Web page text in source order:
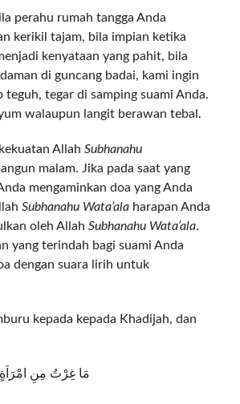
perahu rumah tangga Anda
kerikil tajam, bila impian ketika
kenyataan yang pahit, bila
di guncang badai, kami ingin
teguh, tegar di samping suami Anda.
walaupun langit berawan tebal.
Allah Subhanahu
malam. Jika pada saat yang
mengaminkan doa yang Anda
Subhanahu Wata’alaharapan Anda
oleh Allah Subhanahu Wata’ala.
yang terindah bagi suami Anda
dengan suara lirih untuk
kepada kepada Khadijah, dan
مَا غِرْتُ مِنِ